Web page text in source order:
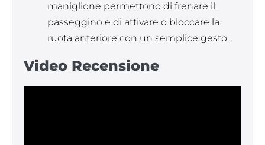
maniglione permettono di frenare il
passeggino e di attivare o bloccare la
ruota anteriore con un semplice gesto.
Video Recensione